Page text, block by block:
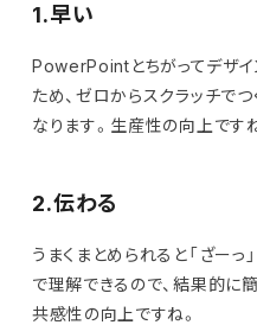
1.早い
PowerPointとちがってデザ
ため、ゼロからスクラッチで
なります。生産性の向上です
2.伝わる
うまくまとめられると「ざー
で理解できるので、結果的に
共感性の向上ですね。